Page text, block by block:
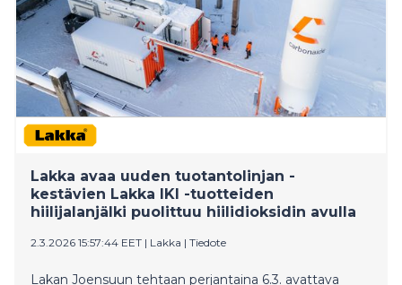
Lakka avaa uuden tuotantolinjan -
kestävien Lakka IKI -tuotteiden
hiilijalanjälki puolittuu hiilidioksidin avulla
2.3.2026 15:57:44 EET | Lakka | Tiedote
Lakan Joensuun tehtaan perjantaina 6.3. avattava